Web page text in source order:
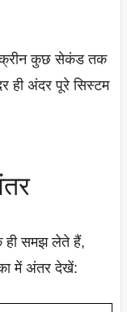
कुछ सेकंड तक
ही अंदर पूरे सिस्टम
ही समझ लेते हैं,
में अंतर देखें: